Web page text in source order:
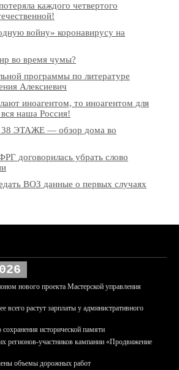
каждого четвертого
войну» коронавирусу на
во время чумы?
программы по литературе
Алексиевич
иноагентом, то иноагентом для
наша Россия!
38 ЭТАЖЕ — обзор дома во
договорилась убрать слово
ВОЗ данные о первых случаях
нового проекта Мастерской управления
всего растут зарплаты у административного
исторической памяти
регионов-участников кампании «Продвижение
объемы дорожных работ